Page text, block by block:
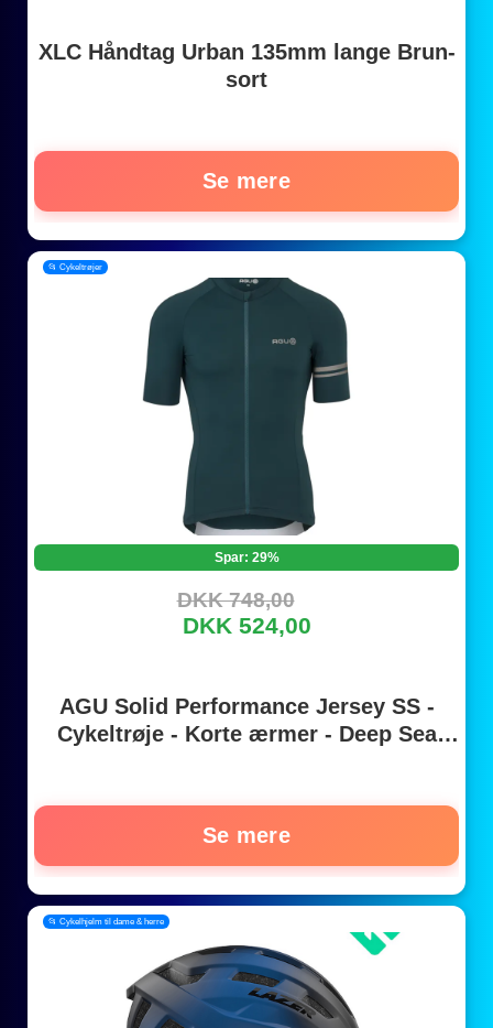
XLC Håndtag Urban 135mm lange Brun-
sort
Se mere
📂 Cykeltrøjer
Spar: 29%
DKK 748,00
DKK 524,00
AGU Solid Performance Jersey SS -
Cykeltrøje - Korte ærmer - Deep Sea
Se mere
📂 Cykelhjelm til dame & herre